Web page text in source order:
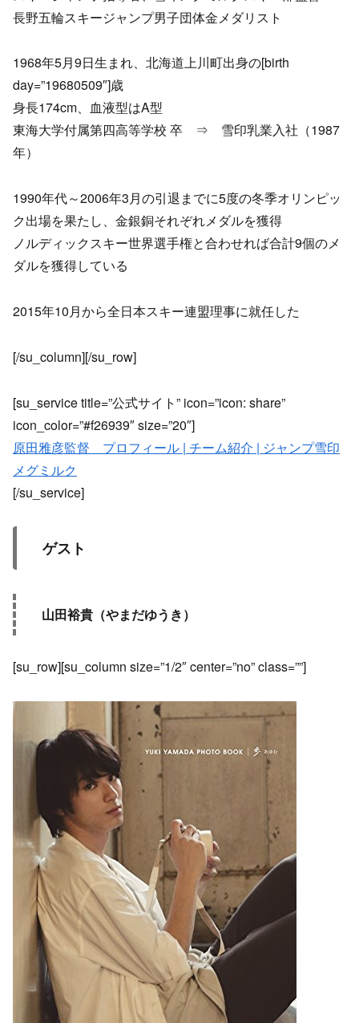
長野五輪スキージャンプ男子団体金メダリスト
1968年5月9日生まれ、北海道上川町出身の[birth
day=”19680509″]歳
身長174cm、血液型はA型
東海大学付属第四高等学校 卒 ⇒ 雪印乳業入社（1987
年）
1990年代～2006年3月の引退までに5度の冬季オリンピッ
ク出場を果たし、金銀銅それぞれメダルを獲得
ノルディックスキー世界選手権と合わせれば合計9個のメ
ダルを獲得している
2015年10月から全日本スキー連盟理事に就任した
[/su_column][/su_row]
[su_service title=”公式サイト” icon=”icon: share”
icon_color=”#f26939″ size=”20″]
原田雅彦監督 プロフィール | チーム紹介 | ジャンプ雪印
メグミルク
[/su_service]
ゲスト
山田裕貴（やまだゆうき）
[su_row][su_column size=”1/2″ center=”no” class=””]